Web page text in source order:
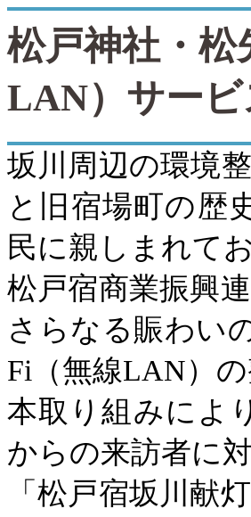
松戸神社・松
LAN）サー
坂川周辺の環境
と旧宿場町の歴
民に親しまれて
松戸宿商業振興
さらなる賑わい
Fi （無線LAN）
本取り組みによ
からの来訪者に
「松戸宿坂川献